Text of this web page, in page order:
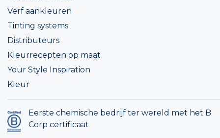
Verf aankleuren
Tinting systems
Distributeurs
Kleurrecepten op maat
Your Style Inspiration
Kleur
Eerste chemische bedrijf ter wereld met het B
Corp certificaat